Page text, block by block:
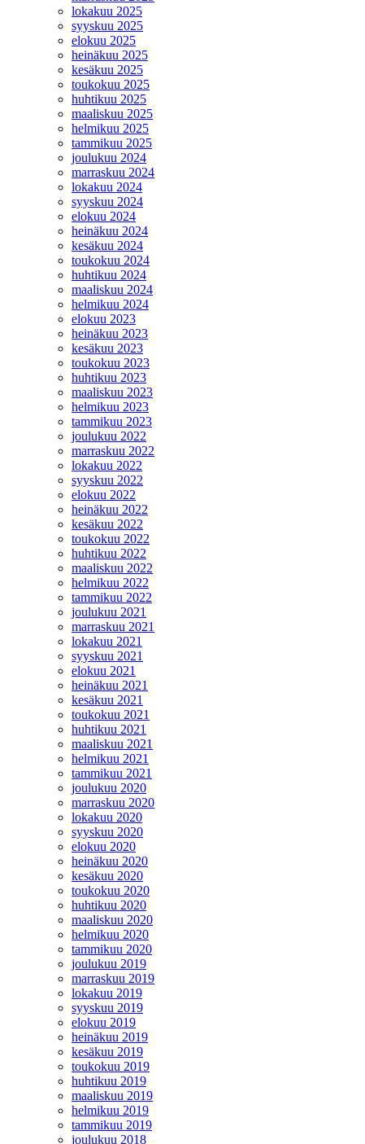
lokakuu 2025
syyskuu 2025
elokuu 2025
heinäkuu 2025
kesäkuu 2025
toukokuu 2025
huhtikuu 2025
maaliskuu 2025
helmikuu 2025
tammikuu 2025
joulukuu 2024
marraskuu 2024
lokakuu 2024
syyskuu 2024
elokuu 2024
heinäkuu 2024
kesäkuu 2024
toukokuu 2024
huhtikuu 2024
maaliskuu 2024
helmikuu 2024
elokuu 2023
heinäkuu 2023
kesäkuu 2023
toukokuu 2023
huhtikuu 2023
maaliskuu 2023
helmikuu 2023
tammikuu 2023
joulukuu 2022
marraskuu 2022
lokakuu 2022
syyskuu 2022
elokuu 2022
heinäkuu 2022
kesäkuu 2022
toukokuu 2022
huhtikuu 2022
maaliskuu 2022
helmikuu 2022
tammikuu 2022
joulukuu 2021
marraskuu 2021
lokakuu 2021
syyskuu 2021
elokuu 2021
heinäkuu 2021
kesäkuu 2021
toukokuu 2021
huhtikuu 2021
maaliskuu 2021
helmikuu 2021
tammikuu 2021
joulukuu 2020
marraskuu 2020
lokakuu 2020
syyskuu 2020
elokuu 2020
heinäkuu 2020
kesäkuu 2020
toukokuu 2020
huhtikuu 2020
maaliskuu 2020
helmikuu 2020
tammikuu 2020
joulukuu 2019
marraskuu 2019
lokakuu 2019
syyskuu 2019
elokuu 2019
heinäkuu 2019
kesäkuu 2019
toukokuu 2019
huhtikuu 2019
maaliskuu 2019
helmikuu 2019
tammikuu 2019
joulukuu 2018